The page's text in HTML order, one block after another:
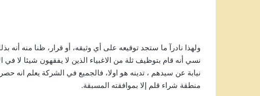
ولهذا نادرآ ما ستجد توقيعه على أي وثيقه، أو قرار، ظنا منه
نسي أنه قام بتوظيف ثلة من الاغبياء الذين لا يفقهون شيئا لا في
نيابة عن سيدهم ، تدينه هو اولا، فالجميع في الشركة يعلم انه
منطقة شراء قلم إلا بموافقته المسبقة.